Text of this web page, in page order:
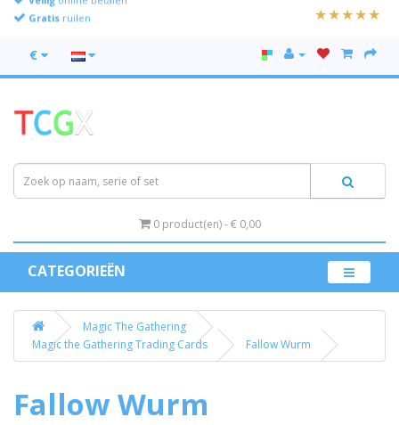
Gratis
€
0 product(en) - € 0,00
CATEGORIEËN
Magic The Gathering
Magic the Gathering Trading Cards
Fallow Wurm
Fallow Wurm